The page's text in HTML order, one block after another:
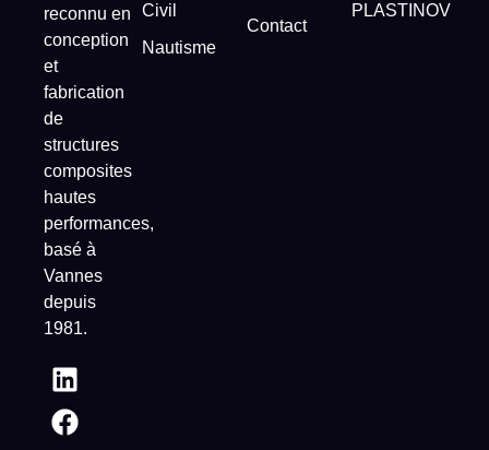
reconnu en
conception
et
fabrication
de
structures
composites
hautes
performances,
basé à
Vannes
depuis
1981.
Civil
Nautisme
Contact
PLASTINOV